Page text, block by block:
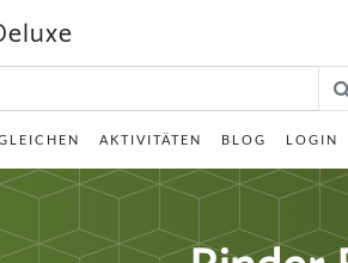
AKTIVITÄTEN BLOG LOGIN